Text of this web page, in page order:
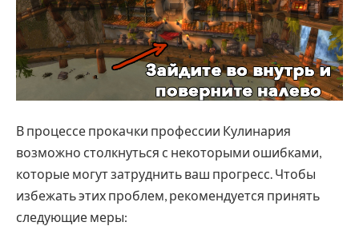
В процессе прокачки профессии Кулинария
возможно столкнуться с некоторыми ошибками,
которые могут затруднить ваш прогресс. Чтобы
избежать этих проблем, рекомендуется принять
следующие меры: